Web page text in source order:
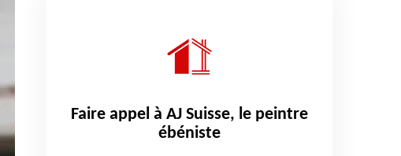
Faire appel à AJ Suisse, le peintre
ébéniste